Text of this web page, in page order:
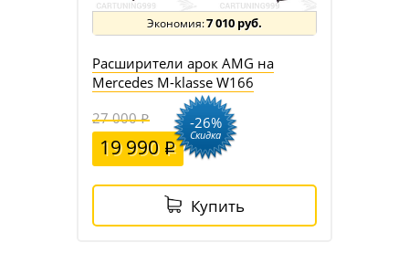
7 010 руб.
Расширители арок AMG на
Mercedes M-klasse W166
27 000
19 990
-26%
Скидка
Купить